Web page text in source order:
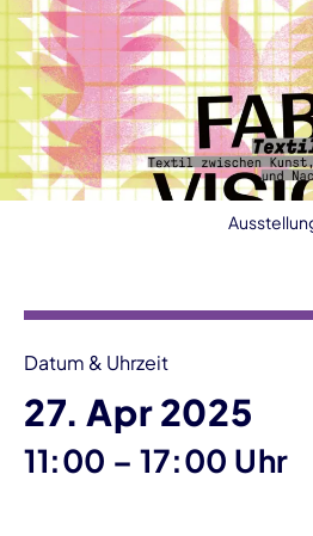
Datum & Uhrzeit
27. Apr 2025
11:00 – bis
17:00 Uhr